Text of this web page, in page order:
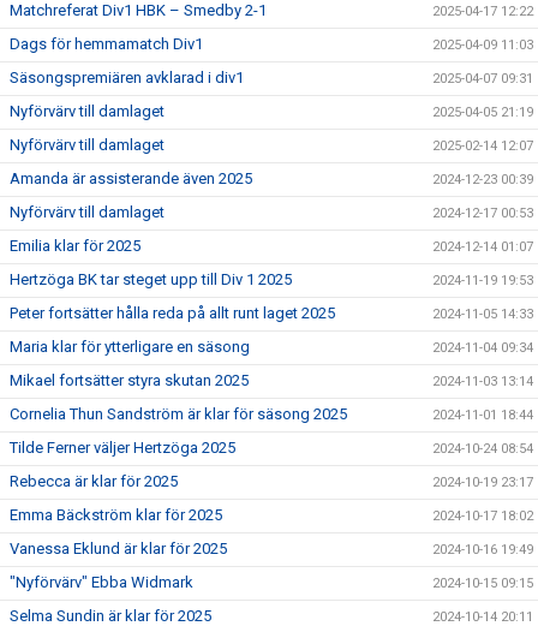
Matchreferat Div1 HBK – Smedby 2-1 2025-04-17 12:22
Dags för hemmamatch Div1 2025-04-09 11:03
Säsongspremiären avklarad i div1 2025-04-07 09:31
Nyförvärv till damlaget 2025-04-05 21:19
Nyförvärv till damlaget 2025-02-14 12:07
Amanda är assisterande även 2025 2024-12-23 00:39
Nyförvärv till damlaget 2024-12-17 00:53
Emilia klar för 2025 2024-12-14 01:07
Hertzöga BK tar steget upp till Div 1 2025 2024-11-19 19:53
Peter fortsätter hålla reda på allt runt laget 2025 2024-11-05 14:33
Maria klar för ytterligare en säsong 2024-11-04 09:34
Mikael fortsätter styra skutan 2025 2024-11-03 13:14
Cornelia Thun Sandström är klar för säsong 2025 2024-11-01 18:44
Tilde Ferner väljer Hertzöga 2025 2024-10-24 08:54
Rebecca är klar för 2025 2024-10-19 23:17
Emma Bäckström klar för 2025 2024-10-17 18:02
Vanessa Eklund är klar för 2025 2024-10-16 19:49
"Nyförvärv" Ebba Widmark 2024-10-15 09:15
Selma Sundin är klar för 2025 2024-10-14 20:11